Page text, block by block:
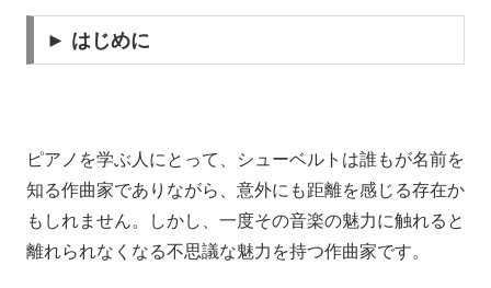
► はじめに
ピアノを学ぶ人にとって、シューベルトは誰もが名前を
知る作曲家でありながら、意外にも距離を感じる存在か
もしれません。しかし、一度その音楽の魅力に触れると
離れられなくなる不思議な魅力を持つ作曲家です。